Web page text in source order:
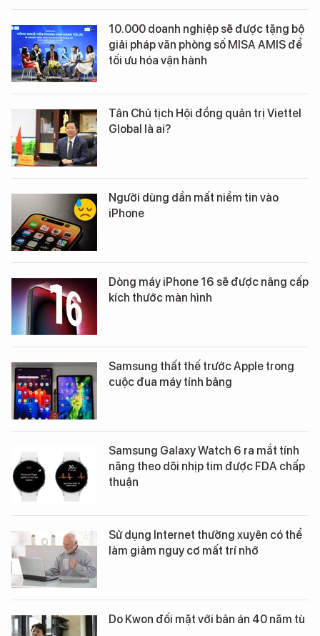
10.000 doanh nghiệp sẽ được tặng bộ
giải pháp văn phòng số MISA AMIS để
tối ưu hóa vận hành
Tân Chủ tịch Hội đồng quản trị Viettel
Global là ai?
Người dùng dần mất niềm tin vào
iPhone
Dòng máy iPhone 16 sẽ được nâng cấp
kích thước màn hình
Samsung thất thế trước Apple trong
cuộc đua máy tính bảng
Samsung Galaxy Watch 6 ra mắt tính
năng theo dõi nhịp tim được FDA chấp
thuận
Sử dụng Internet thường xuyên có thể
làm giảm nguy cơ mất trí nhớ
Do Kwon đối mặt với bản án 40 năm tù